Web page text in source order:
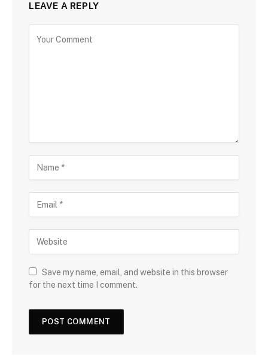
LEAVE A REPLY
Save my name, email, and website in this browser
for the next time I comment.